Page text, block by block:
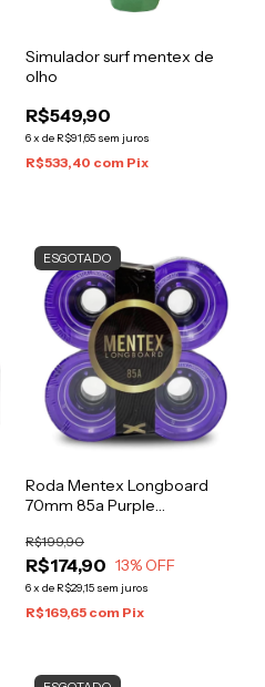
Simulador surf mentex de
olho
R$549,90
6x de R$91,65 sem juros
R$533,40 com Pix
ESGOTADO
Roda Mentex Longboard
70mm 85a Purple
R$174,90
R$199,90
13% OFF
6x de R$29,15 sem juros
R$169,65 com Pix